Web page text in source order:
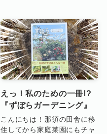
えっ！私のための一冊!?
『ずぼらガーデニング』
こんにちは！那須の田舎に移
住してから家庭菜園にもチャ